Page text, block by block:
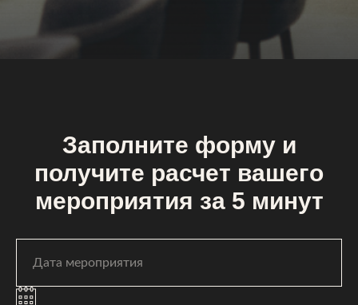
Заполните форму и
получите расчет вашего
мероприятия за 5 минут